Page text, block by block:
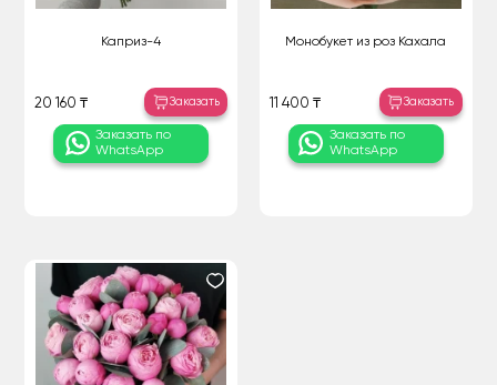
Каприз-4
20 160 ₸ Заказать
Заказать по
WhatsApp
Монобукет из роз Кахала
11 400 ₸ Заказать
Заказать по
WhatsApp